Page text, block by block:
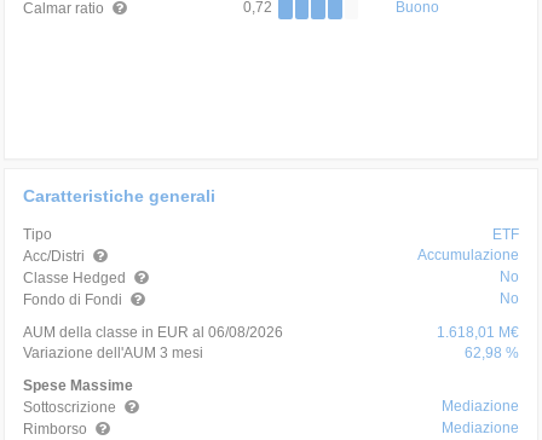
Calmar ratio 0,72 Buono
Caratteristiche generali
Tipo
ETF
Acc/Distri
Accumulazione
Classe Hedged
No
Fondo di Fondi
No
AUM della classe in EUR al 06/08/2026
1.618,01 M€
Variazione dell'AUM 3 mesi
62,98 %
Spese Massime
Sottoscrizione
Mediazione
Rimborso
Mediazione